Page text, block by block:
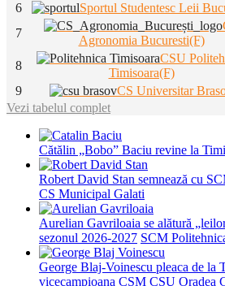
6
Sportul Studentesc Leii
7
Agronomia Bucuresti(F)
8
CSU
Timisoara(F)
9
CS Universitar
Vezi tabelul complet
Cătălin „Bobo” Baciu revine la
Robert David Stan semnează cu
CS Municipal Galati
Aurelian Gavriloaia se alătură
sezonul 2026-2027 SCM
George Blaj-Voinescu pleaca de la
vicecampioana CSM CSU Oradea